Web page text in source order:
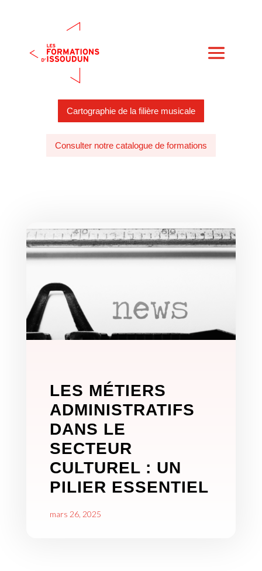
Cartographie de la filière musicale
Consulter notre catalogue de formations
LES MÉTIERS
ADMINISTRATIFS
DANS LE
SECTEUR
CULTUREL : UN
PILIER ESSENTIEL
mars 26, 2025